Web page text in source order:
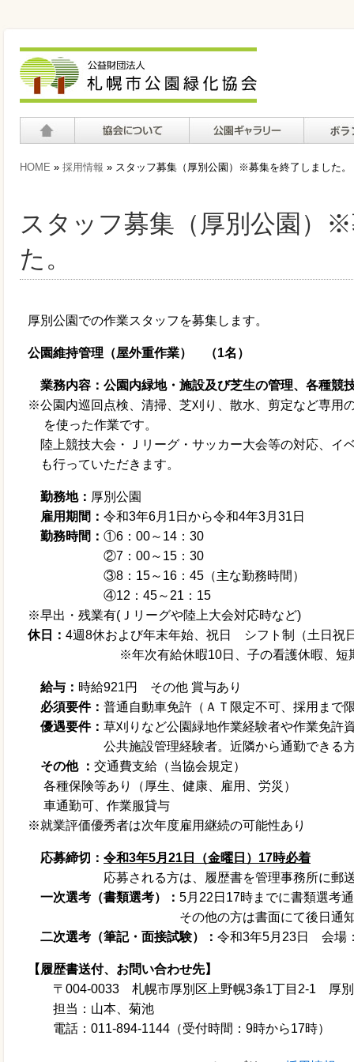
て
HOME » 採用情報 » スタッフ募集（厚別公園）※募集を終了しました。
スタッフ募集（厚別公園）
た。
厚別公園での作業スタッフを募集します。
公園維持管理（屋外重作業） （1名）
業務内容：公園内緑地・施設及び芝生の管理、各種競
※公園内巡回点検、清掃、芝刈り、散水、剪定など専用
を使った作業です。
陸上競技大会・Ｊリーグ・サッカー大会等の対応、イ
も行っていただきます。
勤務地： 厚別公園
雇用期間： 令和3年6月1日から令和4年3月31日
勤務時間： ①6：00～14：30
②7：00～15：30
③8：15～16：45（主な勤務時間）
④12：45～21：15
※早出・残業有(Ｊリーグや陸上大会対応時など)
休日： 4週8休および年末年始、祝日 シフト制（土日祝
※年次有給休暇10日、子の看護休暇、短期
給与： 時給921円 その他 賞与あり
必須要件： 普通自動車免許（ＡＴ限定不可、採用まで
優遇要件： 草刈りなど公園緑地作業経験者や作業免許
公共施設管理経験者。近隣から通勤できる
その他 ： 交通費支給（当協会規定）
各種保険等あり（厚生、健康、雇用、労災）
車通勤可、作業服貸与
※就業評価優秀者は次年度雇用継続の可能性あり
応募締切： 令和3年5月 21 日（金曜日） 17時必着
応募される方は、履歴書を管理事務所に郵送
一次選考（書類選考）： 5月22日17時までに書類選考
その他の方は書面にて後日通知し
二次選考（筆記・面接試験）： 令和3年5月23日 会場
【履歴書送付、お問い合わせ先】
〒004-0033 札幌市厚別区上野幌3条1丁目2-1 厚別
担当：山本、菊池
電話：011-894-1144（受付時間：9時から17時）